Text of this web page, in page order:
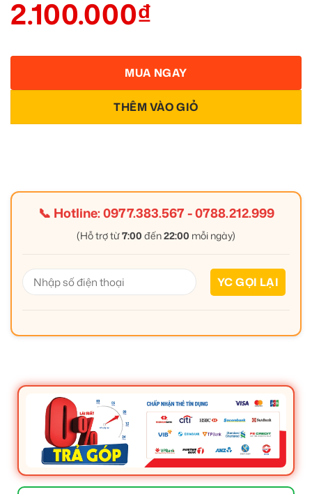
2.100.000₫
THÊM VÀO GIỎ
MUA NGAY
📞 Hotline:0977.383.567-0788.212.999
(Hỗ trợ từ7:00 đến22:00 mỗi ngày)